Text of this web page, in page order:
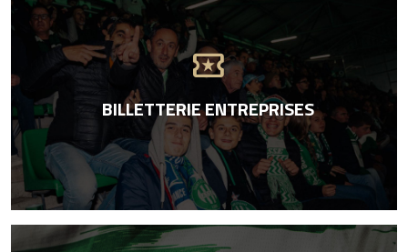
local_activity
BILLETTERIE ENTREPRISES